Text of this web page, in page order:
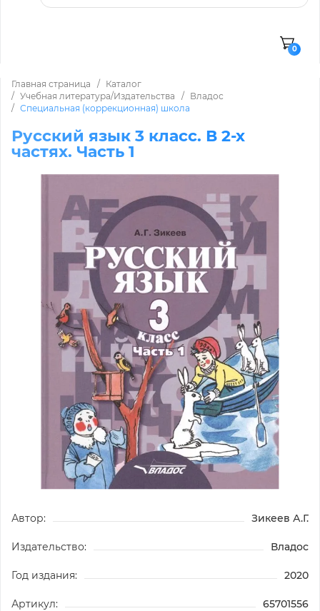
0
Главная страница
Каталог
Учебная литература/Издательства
Владос
Специальная (коррекционная) школа
Русский язык 3 класс. В 2-х
частях. Часть 1
Автор: Зикеев А.Г.
Издательство: Владос
Год издания: 2020
Артикул: 65701556